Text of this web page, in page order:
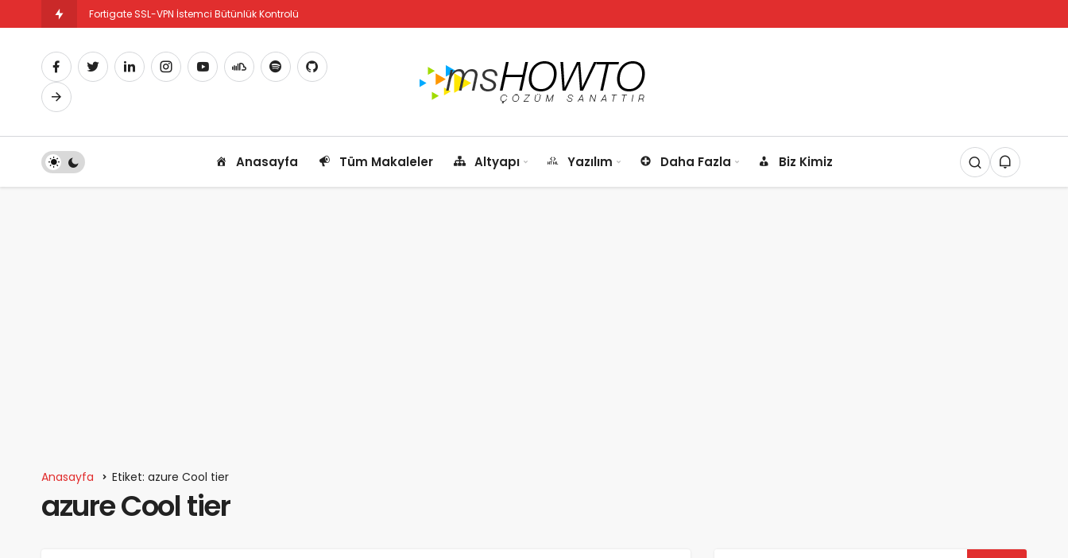
Fortigate SSL-VPN İstemci Bütünlük Kontrolü
Anasayfa Tüm Makaleler Altyapı Yazılım Daha Fazla Biz Kimiz
Anasayfa Etiket: azure Cool tier
azure Cool tier